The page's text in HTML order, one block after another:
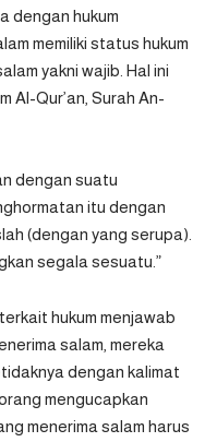
dengan hukum
memiliki status hukum
yakni wajib. Hal ini
Al-Qur’an, Surah An-
dengan suatu
itu dengan
(dengan yang serupa).
segala sesuatu.”
hukum menjawab
salam, mereka
dengan kalimat
mengucapkan
menerima salam harus